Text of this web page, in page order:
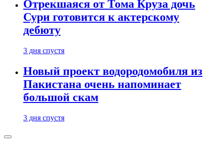
Отрекшаяся от Тома Круза дочь
Сури готовится к актерскому
дебюту
3 дня спустя
Новый проект водородомобиля из
Пакистана очень напоминает
большой скам
3 дня спустя